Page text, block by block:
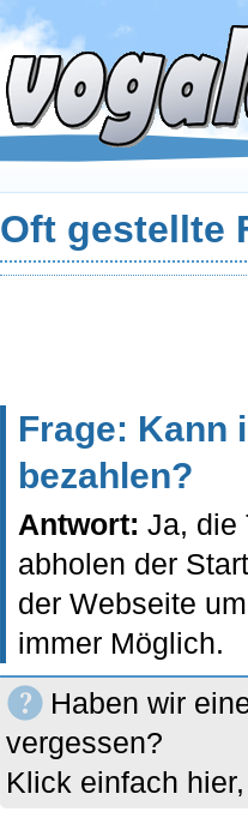
Oft gestellte
Frage: Kann
bezahlen?
Antwort: Ja, die
abholen der
der Webseite
immer Möglich.
Haben wir
vergessen?
Klick einfach